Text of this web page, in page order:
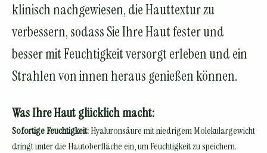
klinisch nachgewiesen, die Hauttextur zu
verbessern, sodass Sie Ihre Haut fester und
besser mit Feuchtigkeit versorgt erleben und ein
Strahlen von innen heraus genießen können.
Was Ihre Haut glücklich macht:
Sofortige Feuchtigkeit:Hyaluronsäure mit niedrigem Molekulargewicht
dringt unter die Hautoberfläche ein, um Feuchtigkeit zu speichern.